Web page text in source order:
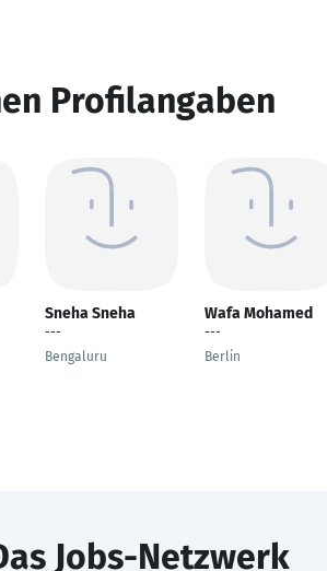
Profilangaben
Sneha Sneha
---
Bengaluru
Wafa Mohamed
---
Berlin
Jobs-Netzwerk